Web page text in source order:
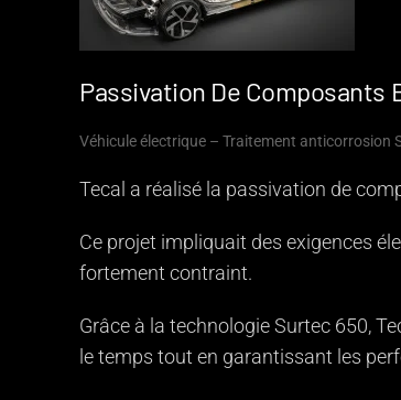
Passivation De
Véhicule électrique – Traitement anticorrosion
Tecal a réalisé la passivation de
Ce projet impliquait des exigences
fortement contraint.
Grâce à la technologie Surtec 650,
le temps tout en garantissant les